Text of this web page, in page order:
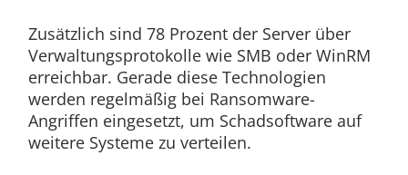
Zusätzlich sind 78 Prozent der Server über
Verwaltungsprotokolle wie SMB oder WinRM
erreichbar. Gerade diese Technologien
werden regelmäßig bei Ransomware-
Angriffen eingesetzt, um Schadsoftware auf
weitere Systeme zu verteilen.